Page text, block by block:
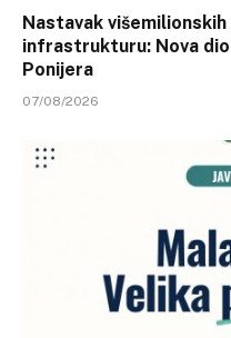
Nastavak
infrastrukturu: Nova
Ponijera
07/08/2026